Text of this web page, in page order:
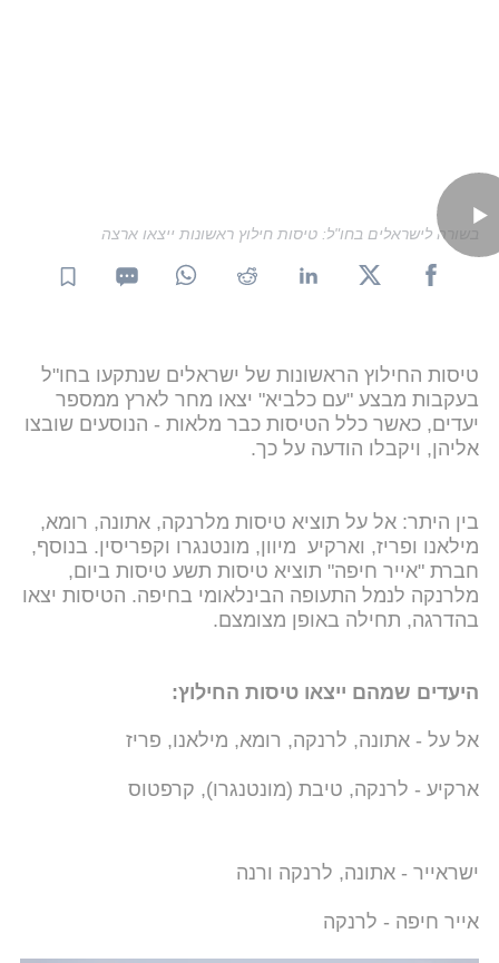
בשורה לישראלים בחו"ל: טיסות חילוץ ראשונות ייצאו ארצה
טיסות החילוץ הראשונות של ישראלים שנתקעו בחו"ל
בעקבות מבצע "עם כלביא" יצאו מחר לארץ ממספר
יעדים, כאשר כלל הטיסות כבר מלאות - הנוסעים שובצו
אליהן, ויקבלו הודעה על כך.
בין היתר: אל על תוציא טיסות מלרנקה, אתונה, רומא,
מילאנו ופריז, וארקיע מיוון, מונטנגרו וקפריסין. בנוסף,
חברת "אייר חיפה" תוציא טיסות תשע טיסות ביום,
מלרנקה לנמל התעופה הבינלאומי בחיפה. הטיסות יצאו
בהדרגה, תחילה באופן מצומצם.
היעדים שמהם ייצאו טיסות החילוץ:
אל על - אתונה, לרנקה, רומא, מילאנו, פריז
ארקיע - לרנקה, טיבת (מונטנגרו), קרפטוס
ישראייר - אתונה, לרנקה ורנה
אייר חיפה - לרנקה